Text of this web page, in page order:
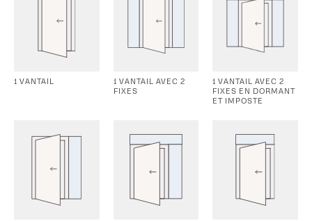
1 VANTAIL
1 VANTAIL AVEC 2
FIXES
1 VANTAIL AVEC 2
FIXES EN DORMANT
ET IMPOSTE